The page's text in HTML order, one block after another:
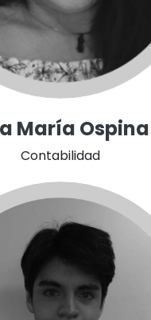
María Ospina
Contabilidad